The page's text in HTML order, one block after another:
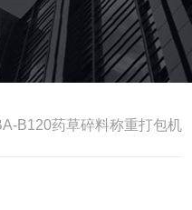
B120药草碎料称重打包机